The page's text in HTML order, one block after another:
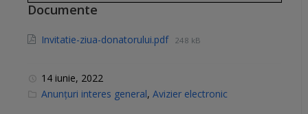
Documente
Invitatie-ziua-donatorului.pdf 248 kB
14 iunie, 2022
C
Anunțuri interes general, Avizier electronic